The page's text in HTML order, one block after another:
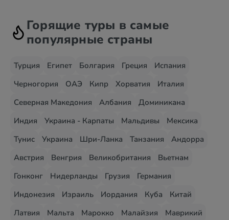
Горящие туры в самые
популярные страны
Турция Египет Болгария Греция
Испания
Черногория
ОАЭ Кипр Хорватия
Италия
Северная Македония
Албания
Доминикана
Индия
Украина - Карпаты Мальдивы
Мексика
Тунис
Украина Шри-Ланка Танзания
Андорра
Австрия
Венгрия Великобритания
Вьетнам
Гонконг
Нидерланды Грузия
Германия
Индонезия
Израиль Иордания Куба
Китай
Латвия
Мальта Марокко Малайзия Маврикий